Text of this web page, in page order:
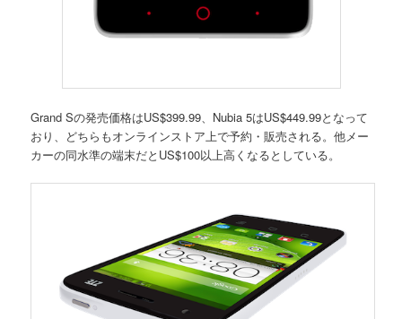
Grand Sの発売価格はUS$399.99、Nubia 5はUS$449.99となって
おり、どちらもオンラインストア上で予約・販売される。他メー
カーの同水準の端末だとUS$100以上高くなるとしている。